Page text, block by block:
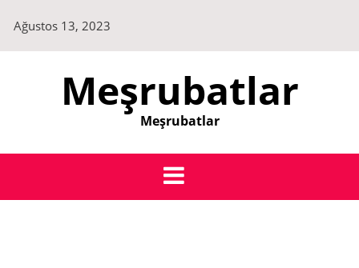
content
Ağustos 13, 2023
Meşrubatlar
Meşrubatlar